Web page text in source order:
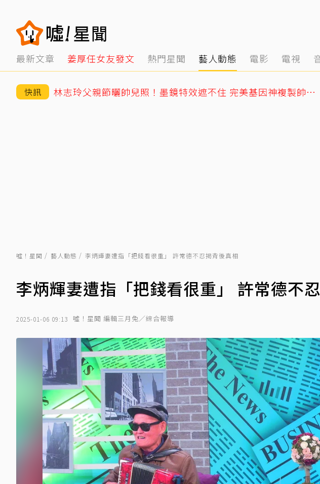
最新文章 姜厚任女友發文 熱門星聞 藝人動態 電影 電視
快訊 林志玲父親節曬帥兒照！墨鏡特效遮不住 完美基因神複製帥出新高度
噓！星聞 藝人動態 李炳輝妻遭指「把錢看很重」 許常德不忍揭背後真相
李炳輝妻遭指「把錢看很重」 許常德不
2025-01-06 09:13 噓！星聞 編輯三月兔／綜合報導